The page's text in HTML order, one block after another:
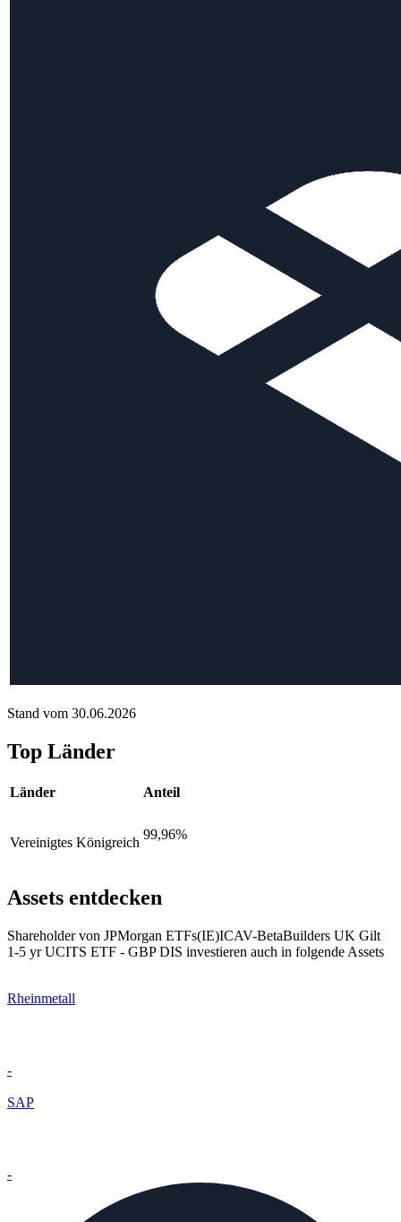
Stand vom 30.06.2026
Top Länder
Länder Anteil
Vereinigtes Königreich
99,96%
Assets entdecken
Shareholder von JPMorgan ETFs(IE)ICAV-BetaBuilders UK Gilt
1-5 yr UCITS ETF - GBP DIS investieren auch in folgende Assets
Rheinmetall
-
SAP
-